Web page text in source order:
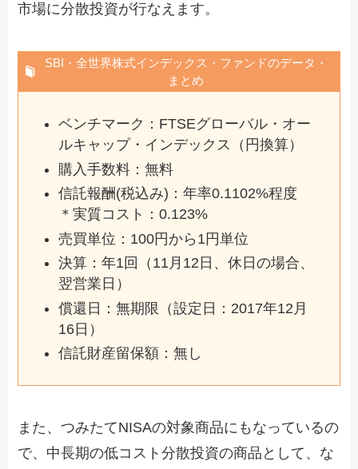
市場に分散投資が行なえます。
SBI・全世界株式インデックス・ファンドのデータ・
まとめ
ベンチマーク：FTSEグローバル・オー
ルキャップ・インデックス（円換算）
購入手数料：無料
信託報酬(税込み)：年率0.1102%程度
＊実質コスト：0.123%
売買単位：100円から1円単位
決算：年1回（11月12日、休日の場合、
翌営業日）
償還日：無期限（設定日：2017年12月
16日）
信託財産留保額：無し
また、つみたてNISAの対象商品にもなっているの
で、中長期の低コスト分散投資の商品として、な